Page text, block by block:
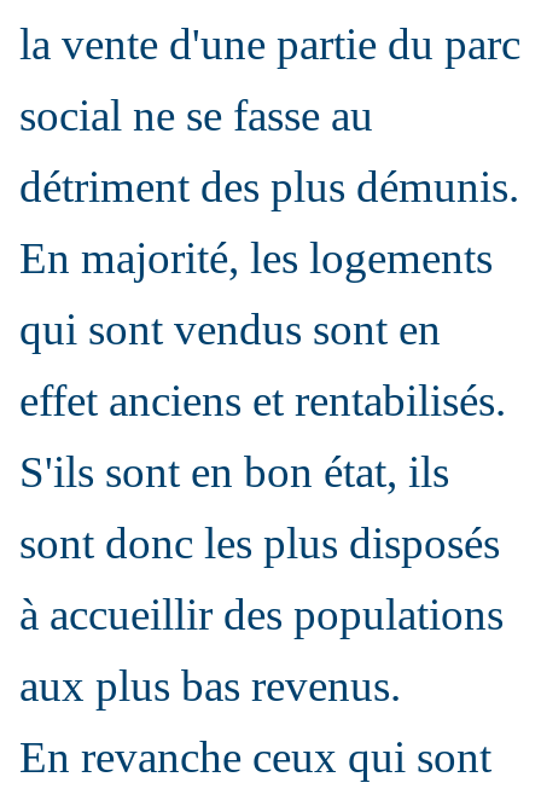
la vente d'une partie du parc
social ne se fasse au
détriment des plus démunis.
En majorité, les logements
qui sont vendus sont en
effet anciens et rentabilisés.
S'ils sont en bon état, ils
sont donc les plus disposés
à accueillir des populations
aux plus bas revenus.
En revanche ceux qui sont